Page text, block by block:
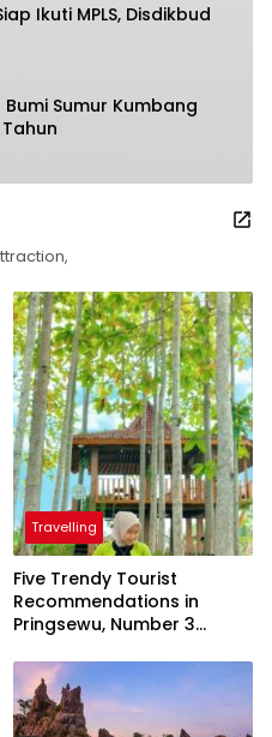
MPLS, Disdikbud
Sumur Kumbang
Travelling
Five Trendy Tourist
Recommendations in
Pringsewu, Number 3
President